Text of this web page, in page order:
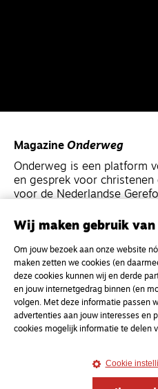
Magazine Onderweg
Onderweg is een platform
en gesprek voor
voor de Nederlandse
MagazineOnderweg
Kvk-nummer 33277063
NL46 INGB 0117 5827 86
info@onderwegonline.nl
Wij maken gebruik van
Om jouw bezoek aan onze website
maken zetten we cookies (en
deze cookies kunnen wij en derde
en jouw internetgedrag binnen (en
volgen. Met deze informatie passen
advertenties aan jouw interesses en
cookies mogelijk informatie te delen
Cookie